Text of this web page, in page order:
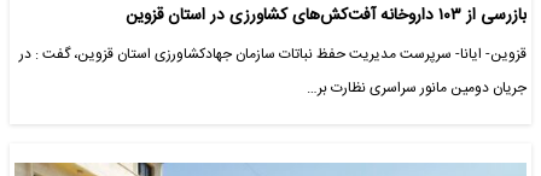
بازرسی از ۱۰۳ داروخانه آفت‌کش‌های کشاورزی در استان قزوین
قزوین- ایانا- سرپرست مدیریت حفظ نباتات سازمان جهادکشاورزی استان قزوین، گفت : در
جریان دومین مانور سراسری نظارت بر…